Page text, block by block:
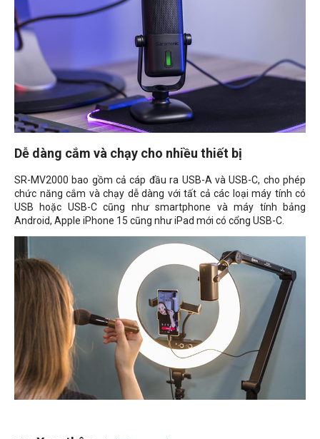
Dễ dàng cắm và chạy cho nhiều thiết bị
SR-MV2000 bao gồm cả cáp đầu ra USB-A và USB-C, cho phép
chức năng cắm và chạy dễ dàng với tất cả các loại máy tính có
USB hoặc USB-C cũng như smartphone và máy tính bảng
Android, Apple iPhone 15 cũng như iPad mới có cổng USB-C.